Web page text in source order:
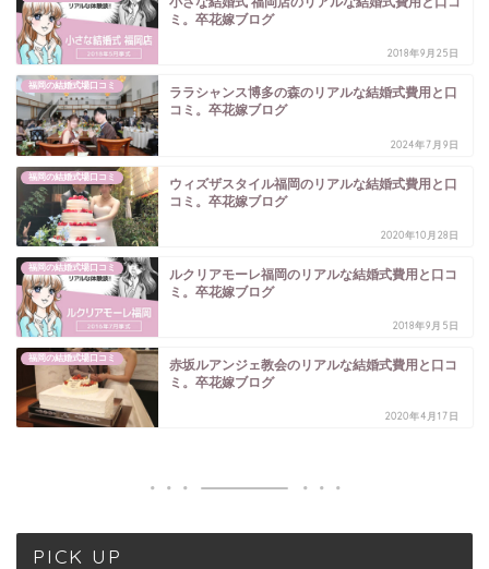
ミ。卒花嫁ブログ
2018年9月25日
福岡の結婚式場口コミ
ララシャンス博多の森のリアルな結婚式費用と口
コミ。卒花嫁ブログ
2024年7月9日
福岡の結婚式場口コミ
ウィズザスタイル福岡のリアルな結婚式費用と口
コミ。卒花嫁ブログ
2020年10月28日
福岡の結婚式場口コミ
ルクリアモーレ福岡のリアルな結婚式費用と口コ
ミ。卒花嫁ブログ
2018年9月5日
福岡の結婚式場口コミ
赤坂ルアンジェ教会のリアルな結婚式費用と口コ
ミ。卒花嫁ブログ
2020年4月17日
PICK UP